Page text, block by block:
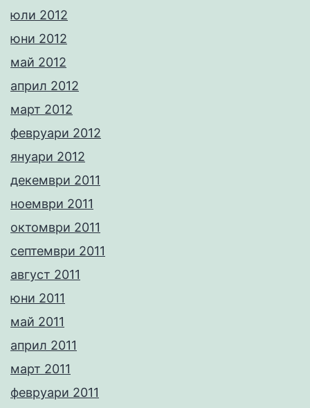
юли 2012
юни 2012
май 2012
април 2012
март 2012
февруари 2012
януари 2012
декември 2011
ноември 2011
октомври 2011
септември 2011
август 2011
юни 2011
май 2011
април 2011
март 2011
февруари 2011